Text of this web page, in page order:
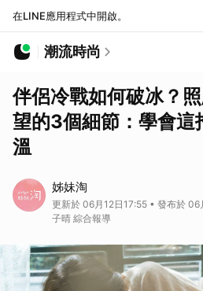
在LINE應用程式中開啟。
潮流時尚
伴侶冷戰如何破冰？
望的3個細節：學會這
溫
姊妹淘
更新於 06月12日17:55 • 發布於
子晴 綜合報導